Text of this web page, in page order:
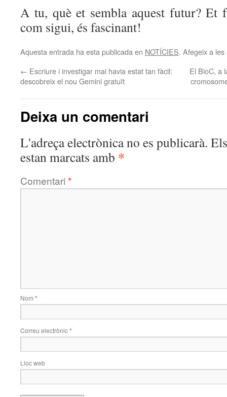
A tu, què et sembla aquest futur? Et
com sigui, és fascinant!
Aquesta entrada ha esta publicada en NOTÍCIES. Afegeix a
← Escriure i investigar mai havia estat tan fàcil:
descobreix el nou Gemini gratuït
El BioC, a
Deixa un comentari
L'adreça electrònica no es publicarà.
estan marcats amb *
Comentari *
Nom *
Correu electrònic*
Lloc web